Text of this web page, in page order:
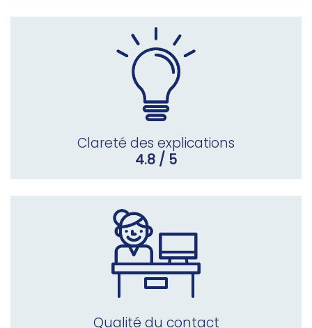
Clareté des explications
4.8 / 5
Qualité du contact